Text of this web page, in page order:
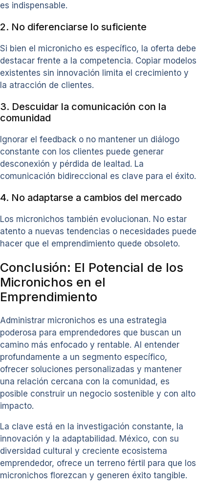
es indispensable.
2. No diferenciarse lo suficiente
Si bien el micronicho es específico, la oferta debe
destacar frente a la competencia. Copiar modelos
existentes sin innovación limita el crecimiento y
la atracción de clientes.
3. Descuidar la comunicación con la
comunidad
Ignorar el feedback o no mantener un diálogo
constante con los clientes puede generar
desconexión y pérdida de lealtad. La
comunicación bidireccional es clave para el éxito.
4. No adaptarse a cambios del mercado
Los micronichos también evolucionan. No estar
atento a nuevas tendencias o necesidades puede
hacer que el emprendimiento quede obsoleto.
Conclusión: El Potencial de los
Micronichos en el
Emprendimiento
Administrar micronichos es una estrategia
poderosa para emprendedores que buscan un
camino más enfocado y rentable. Al entender
profundamente a un segmento específico,
ofrecer soluciones personalizadas y mantener
una relación cercana con la comunidad, es
posible construir un negocio sostenible y con alto
impacto.
La clave está en la investigación constante, la
innovación y la adaptabilidad. México, con su
diversidad cultural y creciente ecosistema
emprendedor, ofrece un terreno fértil para que los
micronichos florezcan y generen éxito tangible.